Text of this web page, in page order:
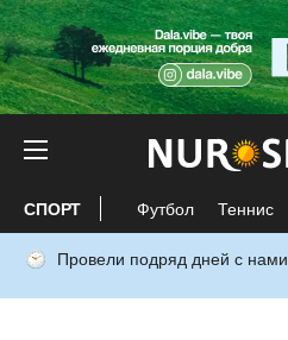
СПОРТ Футбол Теннис
Провели подряд дней с нами